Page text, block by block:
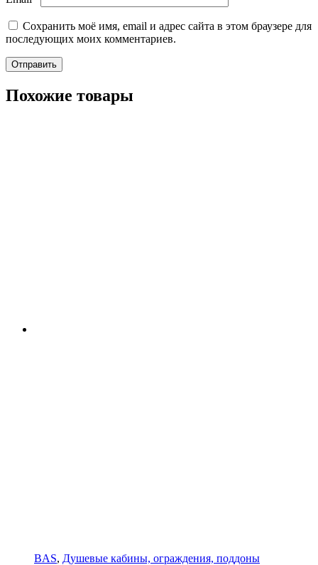
Сохранить моё имя, email и адрес сайта в этом браузере для
последующих моих комментариев.
Похожие товары
BAS, Душевые кабины, ограждения, поддоны